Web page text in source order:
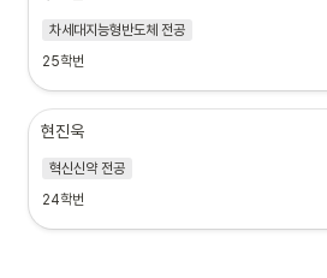
차세대지능형반도체 전공
25학번
현진욱
혁신신약 전공
24학번